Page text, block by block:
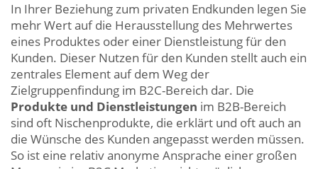
In Ihrer Beziehung zum privaten Endkunden legen Sie
mehr Wert auf die Herausstellung des Mehrwertes
eines Produktes oder einer Dienstleistung für den
Kunden. Dieser Nutzen für den Kunden stellt auch ein
zentrales Element auf dem Weg der
Zielgruppenfindung im B2C-Bereich dar. Die
Produkte und Dienstleistungen im B2B-Bereich
sind oft Nischenprodukte, die erklärt und oft auch an
die Wünsche des Kunden angepasst werden müssen.
So ist eine relativ anonyme Ansprache einer großen